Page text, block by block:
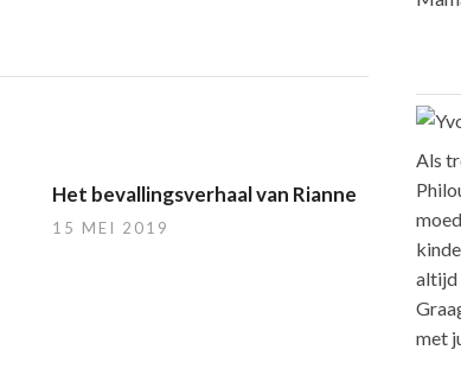
Het bevallingsverhaal van Rianne
15 MEI 2019
Als
altijd
met